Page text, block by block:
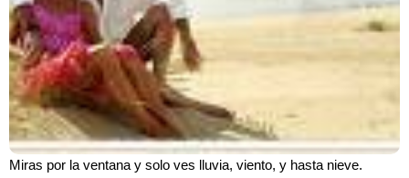
Miras por la ventana y solo ves lluvia, viento, y hasta nieve.